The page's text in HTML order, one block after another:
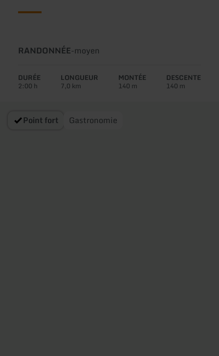
Type
circuit:
RANDONNÉE-Difficulté:
moyen
DURÉE
2:00 h
LONGUEUR
7,0 km
MONTÉE
140 m
DESCENTE
140 m
Point fort Gastronomie